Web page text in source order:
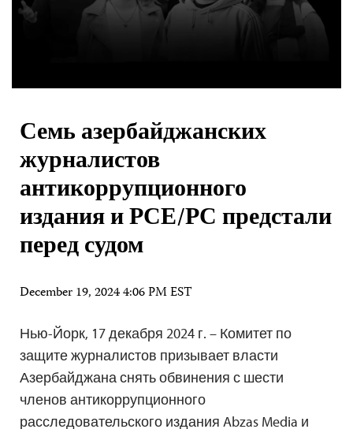
Семь азербайджанских
журналистов
антикоррупционного
издания и РСЕ/РС предстали
перед судом
December 19, 2024 4:06 PM EST
Нью-Йорк, 17 декабря 2024 г. – Комитет по
защите журналистов призывает власти
Азербайджана снять обвинения с шести
членов антикоррупционного
расследовательского издания Abzas Media и